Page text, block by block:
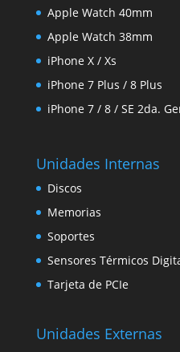
Apple Watch 40mm
Apple Watch 38mm
iPhone X / Xs
iPhone 7 Plus / 8 Plus
iPhone 7 / 8 / SE 2da.
Unidades Internas
Discos
Memorias
Soportes
Sensores Térmicos
Tarjeta de PCIe
Unidades Externas